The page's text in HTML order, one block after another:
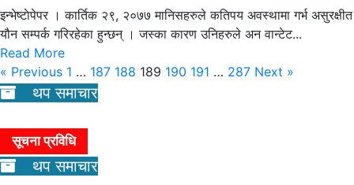
इन्भेष्टाेपेपर । कार्तिक २९, २०७७ मानिसहरुले कतिपय अवस्थामा गर्भ असुरक्षीत
यौन सम्पर्क गरिरहेका हुन्छन् । जस्का कारण उनिहरुले अन वान्टेट...
Read More
« Previous 1 … 187 188 189 190 191 … 287 Next »
थप समाचार
सूचना प्रविधि
थप समाचार